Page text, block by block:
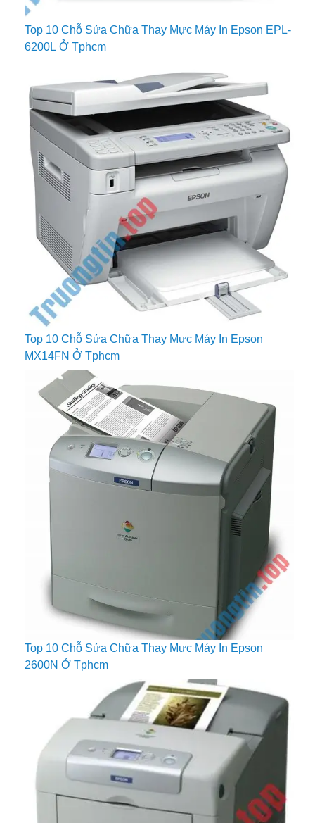
Top 10 Chỗ Sửa Chữa Thay Mực Máy In Epson EPL-
6200L Ở Tphcm
Top 10 Chỗ Sửa Chữa Thay Mực Máy In Epson
MX14FN Ở Tphcm
Top 10 Chỗ Sửa Chữa Thay Mực Máy In Epson
2600N Ở Tphcm